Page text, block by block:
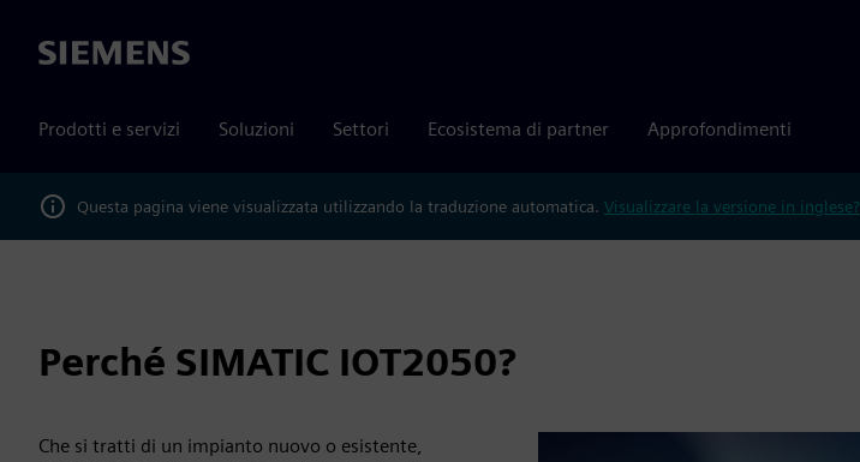
Siemens
Prodotti e servizi Soluzioni Settori Ecosistema di partner Approfondimenti
Questa pagina viene visualizzata utilizzando la traduzione automatica. Visualizzare la versione in inglese?
Perché SIMATIC IOT2050?
Che si tratti di un impianto nuovo o esistente,